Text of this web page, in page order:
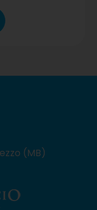
(MB)